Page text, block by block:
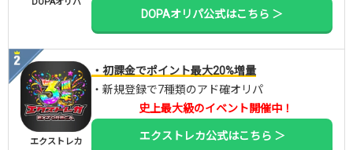
DOPAオリパ公式はこちら ＞
エクストレカ
・初課金でポイント最大20%増量
・新規登録で7種類のアド確オリパ
史上最大級のイベント開催中！
エクストレカ公式はこちら ＞